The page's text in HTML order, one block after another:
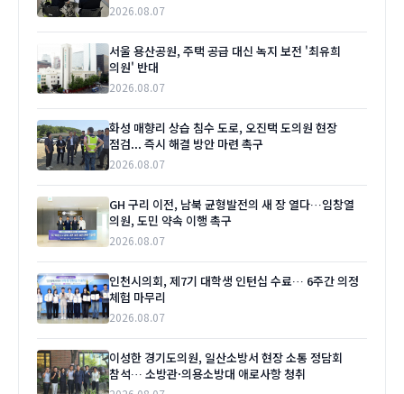
2026.08.07
서울 용산공원, 주택 공급 대신 녹지 보전 '최유희
의원' 반대
2026.08.07
화성 매향리 상습 침수 도로, 오진택 도의원 현장
점검... 즉시 해결 방안 마련 촉구
2026.08.07
GH 구리 이전, 남북 균형발전의 새 장 열다…임창열
의원, 도민 약속 이행 촉구
2026.08.07
인천시의회, 제7기 대학생 인턴십 수료… 6주간 의정
체험 마무리
2026.08.07
이성한 경기도의원, 일산소방서 현장 소통 정담회
참석… 소방관·의용소방대 애로사항 청취